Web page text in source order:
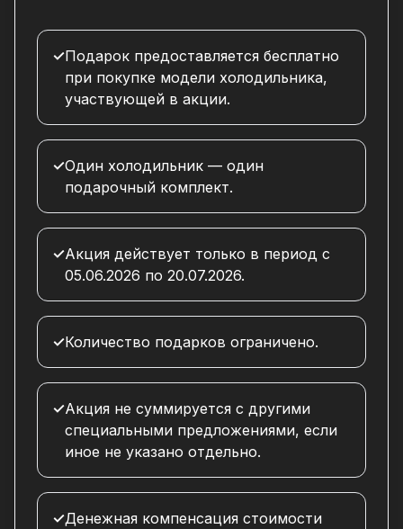
✓Подарок предоставляется бесплатно
при покупке модели холодильника,
участвующей в акции.
✓Один холодильник — один
подарочный комплект.
✓Акция действует только в период с
05.06.2026 по 20.07.2026.
✓Количество подарков ограничено.
✓Акция не суммируется с другими
специальными предложениями, если
иное не указано отдельно.
✓Денежная компенсация стоимости